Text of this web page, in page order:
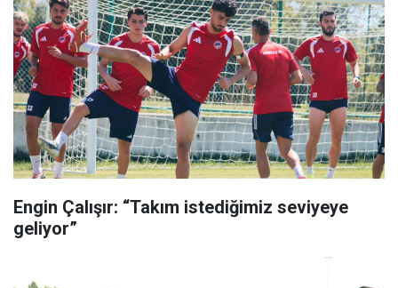
Engin Çalışır: “Takım istediğimiz seviyeye
geliyor”